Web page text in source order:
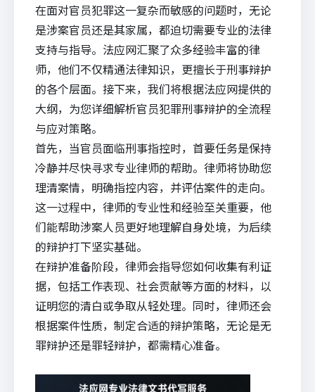
在面对官员犯罪这一复杂而敏感的问题时，无论
是涉案官员还是其家属，都迫切需要专业的法律
支持与指导。 法应网汇聚了众多经验丰富的律
师，他们不仅精通法律知识，更擅长于刑事辩护
的各个层面。接下来，我们将根据法应网提供的
大纲，为您详细解析官员犯罪刑事辩护的全流程
与应对策略。
首先，当官员面临刑事指控时，首要任务是保持
冷静并尽快寻求专业律师的帮助。律师将协助您
理清案情，明确指控内容，并评估案件的走向。
这一过程中，律师的专业性和经验至关重要，他
们能帮助涉案人员更好地理解自身处境，为后续
的辩护打下坚实基础。
在辩护准备阶段，律师会指导您如何收集有利证
据，包括工作表现、社会贡献等方面的材料，以
证明您的清白或争取从轻处理。同时，律师还会
根据案件性质，制定合适的辩护策略，无论是无
罪辩护还是罪轻辩护，都需精心准备。